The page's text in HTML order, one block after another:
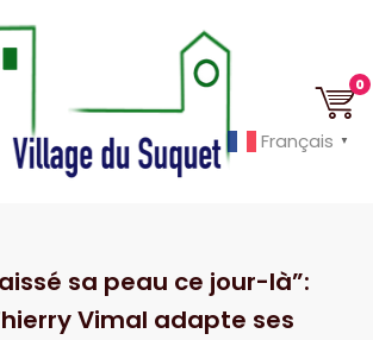
0
sa peau ce jour-là”:
Vimal adapte ses
Français ▼